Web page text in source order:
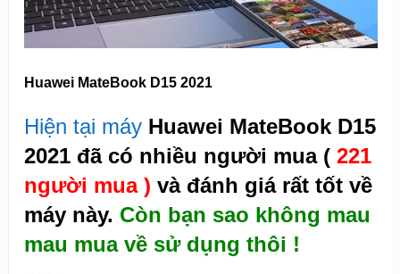
Huawei MateBook D15 2021
Hiện tại máy Huawei MateBook D15
2021 đã có nhiều người mua ( 221
người mua ) và đánh giá rất tốt về
máy này. Còn bạn sao không mau
mau mua về sử dụng thôi !